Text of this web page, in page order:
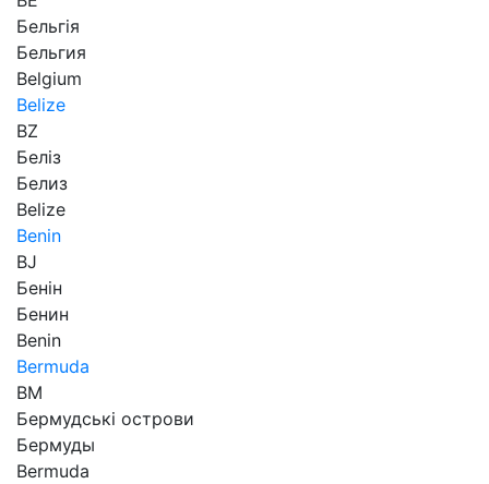
Бельгія
Бельгия
Belgium
Belize
BZ
Беліз
Белиз
Belize
Benin
BJ
Бенін
Бенин
Benin
Bermuda
BM
Бермудські острови
Бермуды
Bermuda